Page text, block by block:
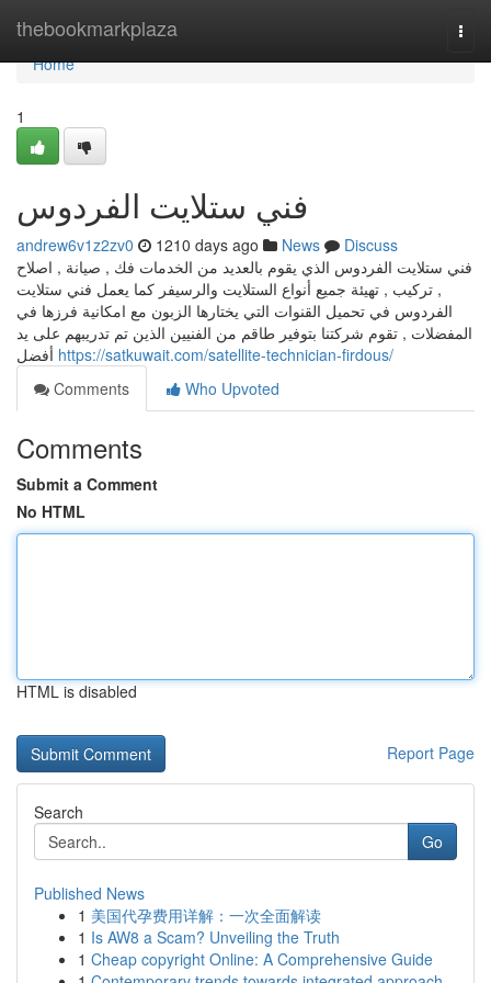
thebookmarkplaza
Home
Home
1
فني ستلايت الفردوس
andrew6v1z2zv0 1210 days ago News
Discuss
فني ستلايت الفردوس الذي يقوم بالعديد من الخدمات فك , صيانة , اصلاح
, تركيب , تهيئة جميع أنواع الستلايت والرسيفر كما يعمل فني ستلايت
الفردوس في تحميل القنوات التي يختارها الزبون مع امكانية فرزها في
المفضلات , تقوم شركتنا بتوفير طاقم من الفنيين الذين تم تدريبهم على يد
https://satkuwait.com/satellite-technician-firdous/
Comments
Who Upvoted
Comments
Submit a Comment
No HTML
HTML is disabled
Report Page
Search
Go
Published News
1 美国代孕费用详解：一次全面解读
1 Is AW8 a Scam? Unveiling the Truth
1 Cheap copyright Online: A Comprehensive Guide